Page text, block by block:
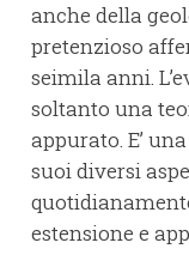
anche della
pretenzioso
seimila anni.
soltanto una
appurato. E’
suoi diversi
estensione e